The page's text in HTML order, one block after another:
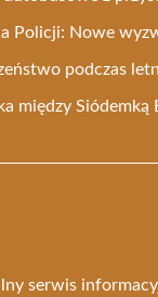
Policji: Nowe
podczas
między Siódemką
serwis